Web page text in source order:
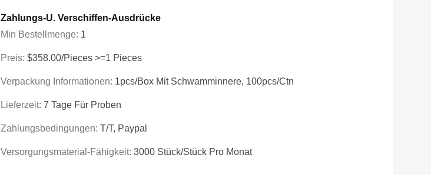
Zahlungs-U. Verschiffen-Ausdrücke
Min Bestellmenge: 1
Preis: $358.00/Pieces >=1 Pieces
Verpackung Informationen: 1pcs/box Mit Schwamminnere, 100pcs/ctn
Lieferzeit: 7 Tage Für Proben
Zahlungsbedingungen: T/T, Paypal
Versorgungsmaterial-Fähigkeit: 3000 Stück/Stück Pro Monat